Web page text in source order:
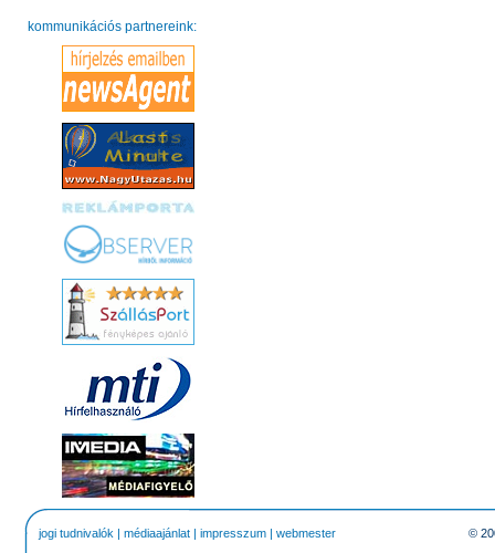
kommunikációs partnereink:
jogi tudnivalók | médiaajánlat | impresszum | webmester ©